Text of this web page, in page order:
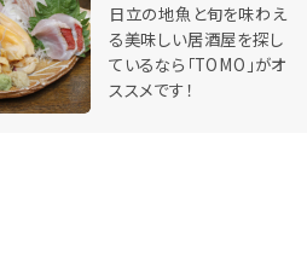
日立の地魚と旬を味わえ
る美味しい居酒屋を探し
ているなら「TOMO」がオ
ススメです！